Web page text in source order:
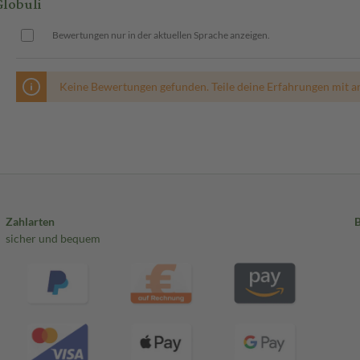
Bewertungen nur in der aktuellen Sprache anzeigen.
Keine Bewertungen gefunden. Teile deine Erfahrungen mit
Zahlarten
sicher und bequem